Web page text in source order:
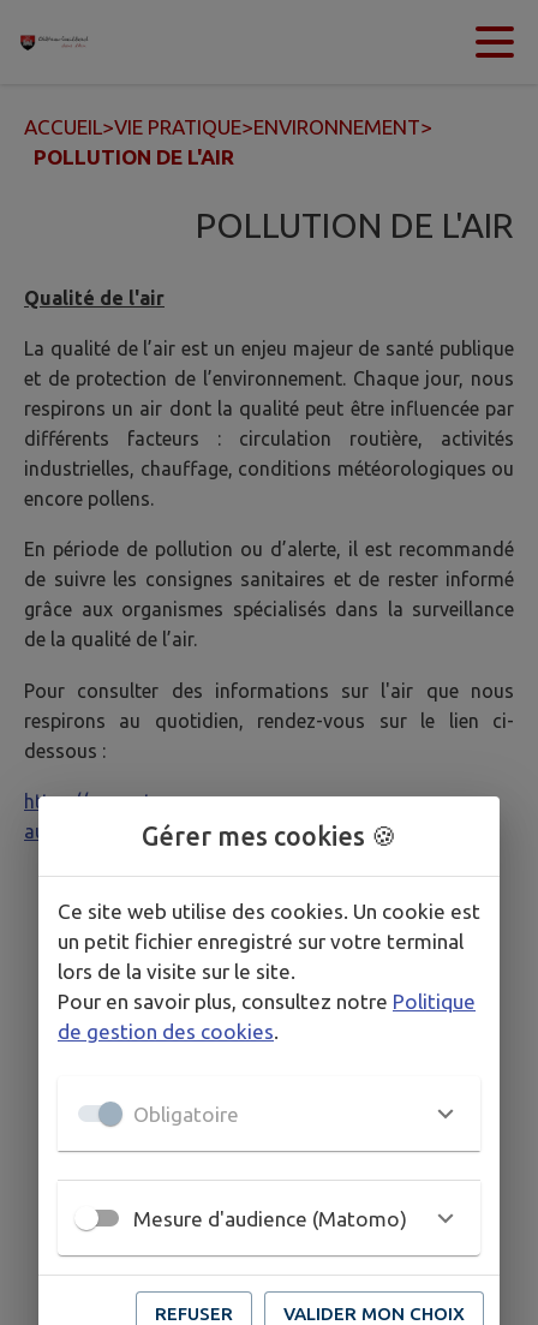
Contenu
ACCUEIL>VIE PRATIQUE>ENVIRONNEMENT>
POLLUTION DE L'AIR
POLLUTION DE L'AIR
Qualité de l'air
La qualité de l’air est un enjeu majeur de santé publique
et de protection de l’environnement. Chaque jour, nous
respirons un air dont la qualité peut être influencée par
différents facteurs : circulation routière, activités
industrielles, chauffage, conditions météorologiques ou
encore pollens.
En période de pollution ou d’alerte, il est recommandé
de suivre les consignes sanitaires et de rester informé
grâce aux organismes spécialisés dans la surveillance
de la qualité de l’air.
Pour consulter des informations sur l'air que nous
respirons au quotidien, rendez-vous sur le lien ci-
dessous :
https://www.atmo-
auvergnerhonealpes.fr/monair/commune/01089
Gérer mes cookies 🍪
Ce site web utilise des cookies. Un cookie est
un petit fichier enregistré sur votre terminal
lors de la visite sur le site.
Pour en savoir plus, consultez notre Politique
de gestion des cookies.
Obligatoire
Mesure d'audience (Matomo)
REFUSER VALIDER MON CHOIX